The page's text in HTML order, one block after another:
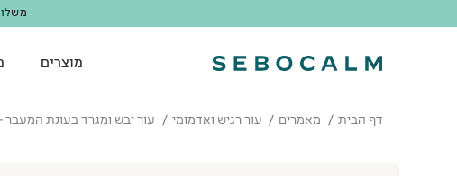
מצטרפים
מוצרים
דף הבית מאמרים עור רגיש ואדמומי עור יבש ומגרד בעונת